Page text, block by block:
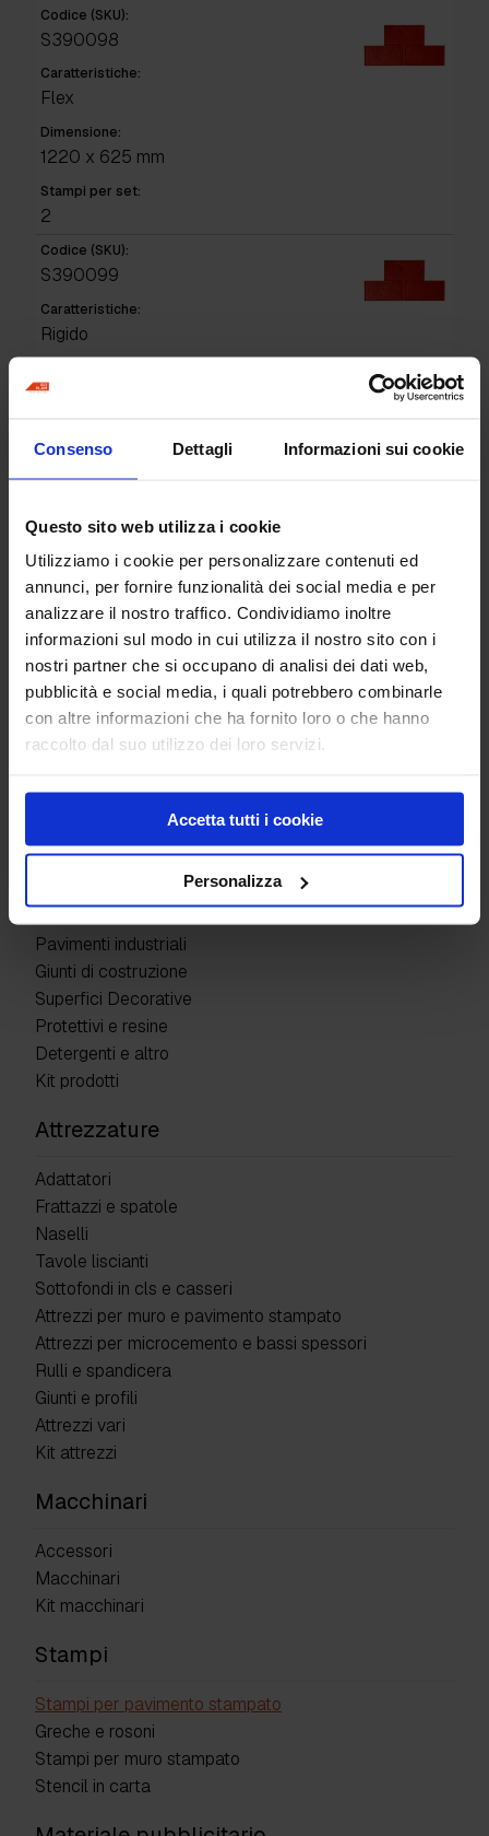
Consenso Dettagli Informazioni sui cookie
Questo sito web utilizza i cookie
Utilizziamo i cookie per personalizzare contenuti ed
annunci, per fornire funzionalità dei social media e per
analizzare il nostro traffico. Condividiamo inoltre
informazioni sul modo in cui utilizza il nostro sito con i
nostri partner che si occupano di analisi dei dati web,
pubblicità e social media, i quali potrebbero combinarle
con altre informazioni che ha fornito loro o che hanno
raccolto dal suo utilizzo dei loro servizi.
Accetta tutti i cookie
Personalizza
Codice (SKU):
S390098
Caratteristiche:
Flex
Dimensione:
1220 x 625 mm
Stampi per set:
2
Codice (SKU):
S390099
Caratteristiche:
Rigido
1220 x 625 mm
6
Travertino
Walkway Slate
Pavimenti industriali
Giunti di costruzione
Superfici Decorative
Protettivi e resine
Detergenti e altro
Kit prodotti
Attrezzature
Adattatori
Frattazzi e spatole
Naselli
Tavole liscianti
Sottofondi in cls e casseri
Attrezzi per muro e pavimento stampato
Attrezzi per microcemento e bassi spessori
Rulli e spandicera
Giunti e profili
Attrezzi vari
Kit attrezzi
Macchinari
Accessori
Macchinari
Kit macchinari
Stampi
Stampi per pavimento stampato
Greche e rosoni
Stampi per muro stampato
Stencil in carta
Hai bisogno di
informazioni per questo
prodotto?
Richiedi informazioni